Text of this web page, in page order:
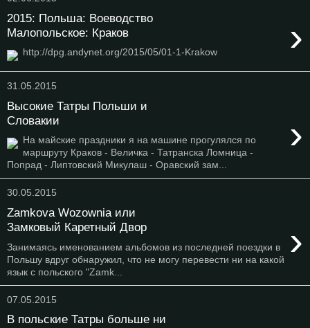
2015: Польша: Воеводство
Малопольское: Краков
›
http://dpg.andynet.org/2015/05/01-1-Krakow
31.05.2015
Высокие Татры Польши и
Словакии
›
На майские праздники я на машине прогулялся по
маршруту Краков - Величка - Татранска Ломница -
Попрад - Липтовский Микулаш - Оравский зам...
30.05.2015
Zamkova Wozownia или
Замковый Каретный Двор
›
Занимаясь именованием альбомов из последней поездки в
Польшу вдруг обнаружил, что не могу перевести ни на какой
язык с польского "Zamk...
07.05.2015
В польские Татры больше ни